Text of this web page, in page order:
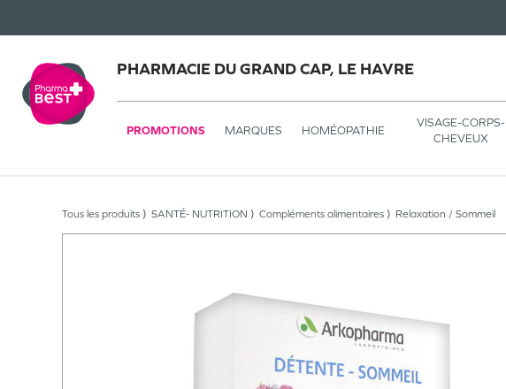
PHARMACIE DU GRAND CAP, LE HAVRE
PROMOTIONS MARQUES HOMÉOPATHIE
VISAGE-CORPS-
CHEVEUX
Tous les produits SANTÉ- NUTRITION Compléments alimentaires Relaxation / Sommeil